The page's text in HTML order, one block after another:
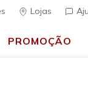
Lojas
PROMOÇÃO